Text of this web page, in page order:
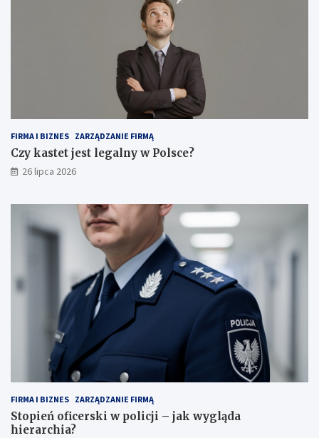
FIRMA I BIZNES ZARZĄDZANIE FIRMĄ
Czy kastet jest legalny w Polsce?
26 lipca 2026
FIRMA I BIZNES ZARZĄDZANIE FIRMĄ
Stopień oficerski w policji – jak wygląda
hierarchia?